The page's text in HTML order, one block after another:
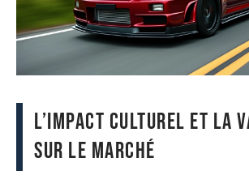
L’impact culturel et la
sur le marché